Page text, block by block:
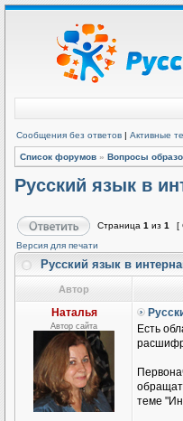
Сообщения без ответов | Активные
Список форумов » Вопросы
Русский язык в
Страница 1 из 1
[
Версия для печати
Русский язык в
Автор
Наталья
Автор сайта
Есть
теме